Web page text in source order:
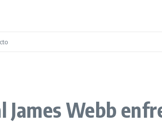
James Webb